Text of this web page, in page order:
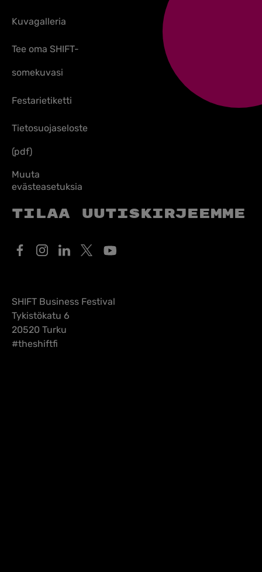
Kuvagalleria
Tee oma SHIFT-
somekuvasi
Festarietiketti
Tietosuojaseloste
(pdf)
Muuta
evästeasetuksia
Tilaa uutiskirjeemme
SHIFT Business Festival
Tykistökatu 6
20520 Turku
#theshiftfi